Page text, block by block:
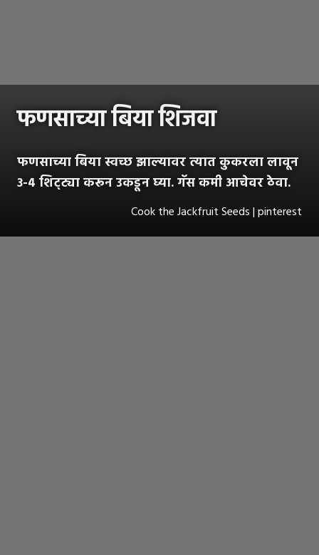
फणसाच्या बिया शिजवा
फणसाच्या बिया स्वच्छ झाल्यावर त्यात कुकरला लावून
३-४ शिट्ट्या करून उकडून घ्या. गॅस कमी आचेवर ठेवा.
Cook the Jackfruit Seeds | pinterest